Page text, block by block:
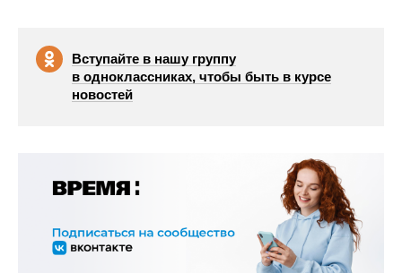
Вступайте в нашу группу
в одноклассниках, чтобы быть в курсе
новостей